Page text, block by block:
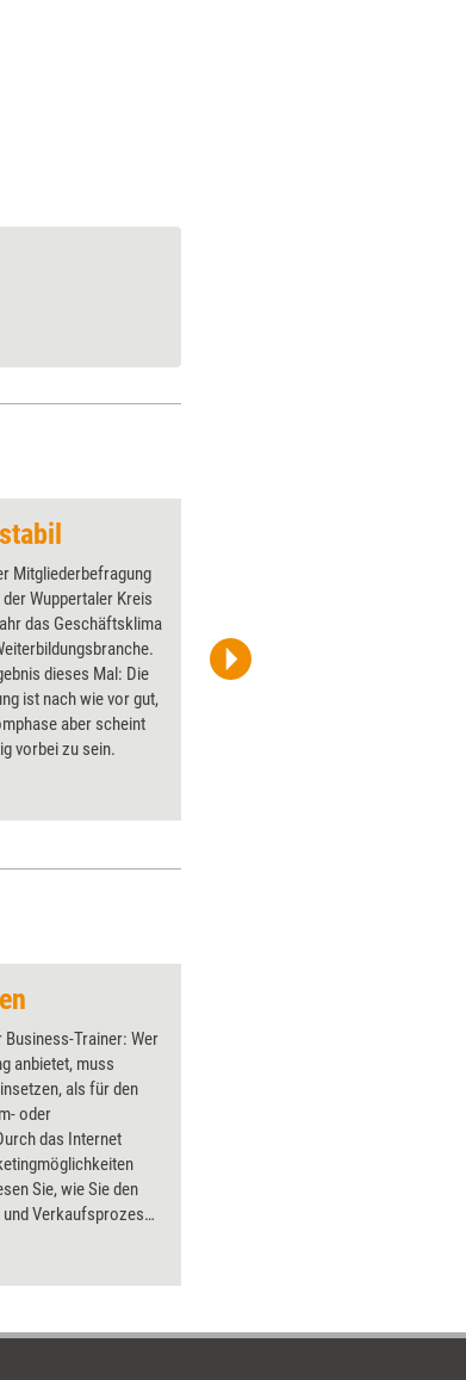
Mitgliederbefragung
Wuppertaler Kreis
das Geschäftsklima
dieses Mal: Die
ist nach wie vor gut,
aber scheint
vorbei zu sein.
Hakinmhan/iStock.com
Trainer: Wer
anbietet, muss
als für den
oder
das Internet
Sie, wie Sie den
Verkaufsprozess
Ihren Markt